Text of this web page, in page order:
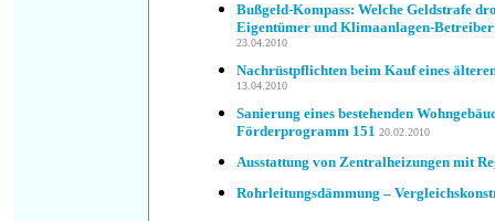
Bußgeld-Kompass: Welche Geldstrafe
Eigentümer und Klimaanlagen-
23.04.2010
Nachrüstpflichten beim Kauf eines
13.04.2010
Sanierung eines bestehenden
Förderprogramm 151 20.02.2010
Ausstattung von Zentralheizungen mit
Rohrleitungsdämmung –